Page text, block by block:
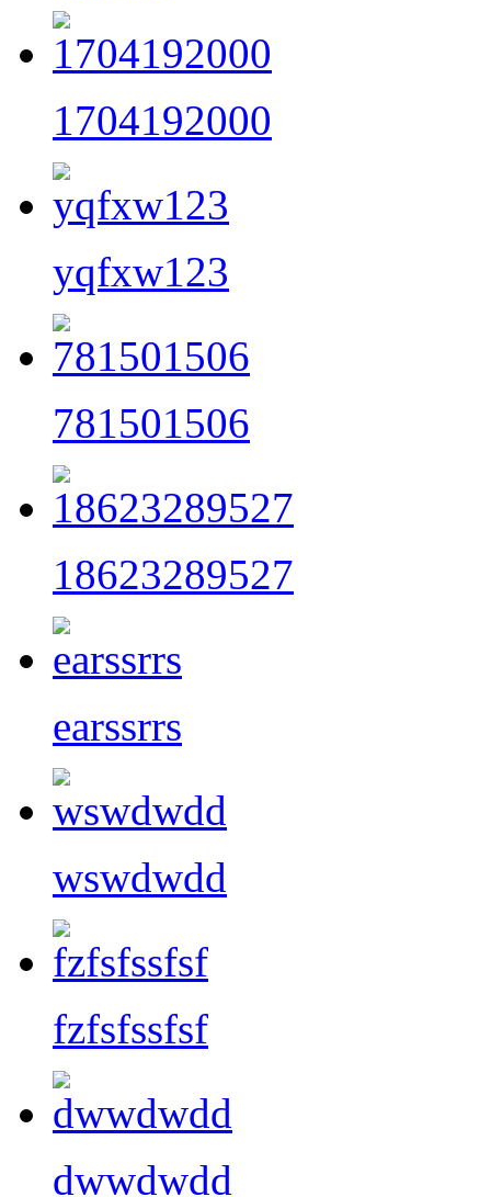
1704192000
yqfxw123
781501506
18623289527
earssrrs
wswdwdd
fzfsfssfsf
dwwdwdd